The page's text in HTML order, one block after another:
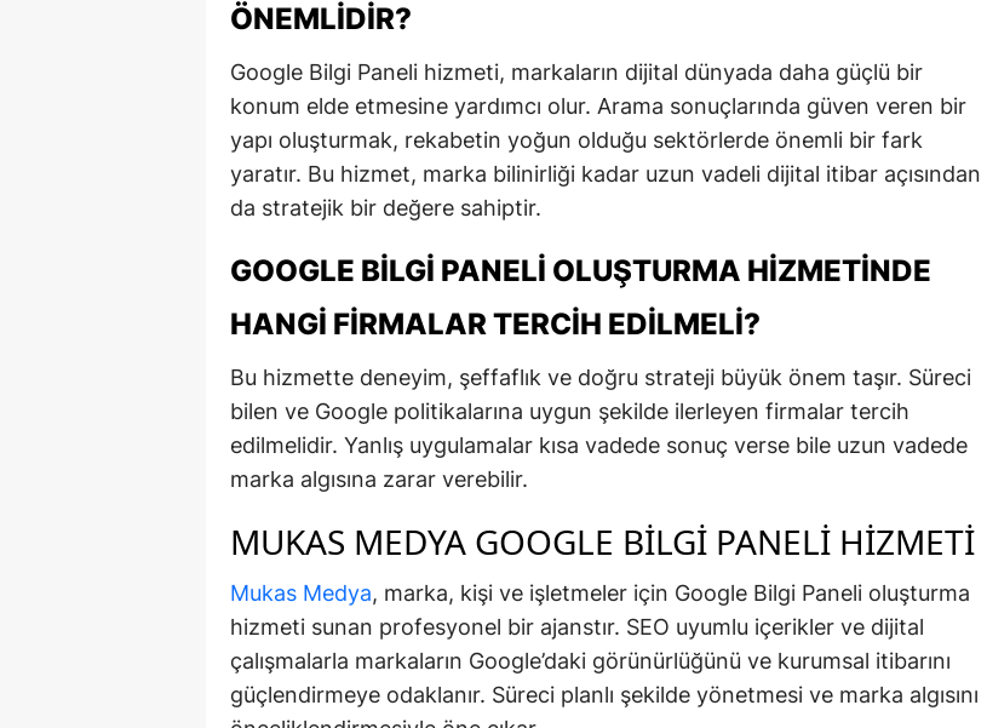
ÖNEMLIDIR?
Google Bilgi Paneli hizmeti, markaların dijital dünyada daha güçlü bir
konum elde etmesine yardımcı olur. Arama sonuçlarında güven veren bir
yapı oluşturmak, rekabetin yoğun olduğu sektörlerde önemli bir fark
yaratır. Bu hizmet, marka bilinirliği kadar uzun vadeli dijital itibar açısından
da stratejik bir değere sahiptir.
GOOGLE BILGI PANELI OLUŞTURMA HIZMETINDE
HANGI FIRMALAR TERCIH EDILMELI?
Bu hizmette deneyim, şeffaflık ve doğru strateji büyük önem taşır. Süreci
bilen ve Google politikalarına uygun şekilde ilerleyen firmalar tercih
edilmelidir. Yanlış uygulamalar kısa vadede sonuç verse bile uzun vadede
marka algısına zarar verebilir.
MUKAS MEDYA GOOGLE BILGI PANELI HIZMETI
Mukas Medya, marka, kişi ve işletmeler için Google Bilgi Paneli oluşturma
hizmeti sunan profesyonel bir ajanstır. SEO uyumlu içerikler ve dijital
çalışmalarla markaların Google’daki görünürlüğünü ve kurumsal itibarını
güçlendirmeye odaklanır. Süreci planlı şekilde yönetmesi ve marka algısını